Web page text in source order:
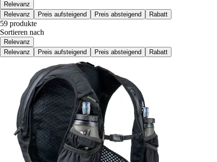
Relevanz
Relevanz
Preis aufsteigend Preis absteigend Rabatt
59 produkte
Sortieren nach
Relevanz
Relevanz
Preis aufsteigend Preis absteigend Rabatt